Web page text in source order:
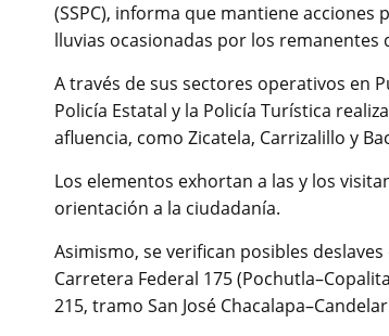
(SSPC), informa que mantiene
lluvias ocasionadas por los remanentes
A través de sus sectores operativos en
Policía Estatal y la Policía Turística
afluencia, como Zicatela, Carrizalillo y
Los elementos exhortan a las y los
orientación a la ciudadanía.
Asimismo, se verifican posibles
Carretera Federal 175
215, tramo San José